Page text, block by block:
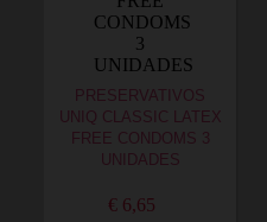
PRESERVATIVOS
UNIQ CLASSIC LATEX
FREE CONDOMS 3
UNIDADES
€ 6,65